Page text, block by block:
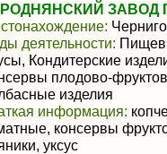
ЗАВОД
деятельности:
Кондитерские
плодово-
изделия
информация:
консервы
уксус